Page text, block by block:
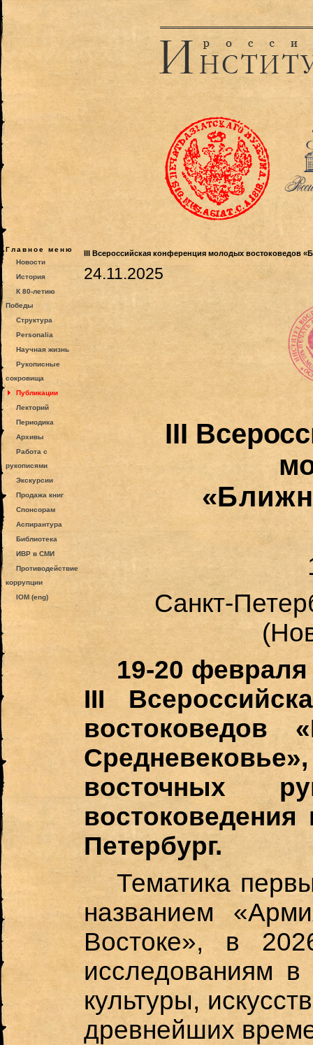
Главное меню
Новости
История
К 80-летию
Победы
Структура
Personalia
Научная жизнь
Рукописные
сокровища
Публикации
Лекторий
Периодика
Архивы
Работа с
рукописями
Экскурсии
Продажа книг
Спонсорам
Аспирантура
Библиотека
ИВР в СМИ
Противодействие
коррупции
IOM (eng)
III Всероссийская конференция молодых востоковедов
24.11.2025
III
«
Санкт-
19-20 февраля
III
востоковедов
восточных
Петербург.
Тематика
названием
Востоке», в
исследованиям в
культуры,
древнейших